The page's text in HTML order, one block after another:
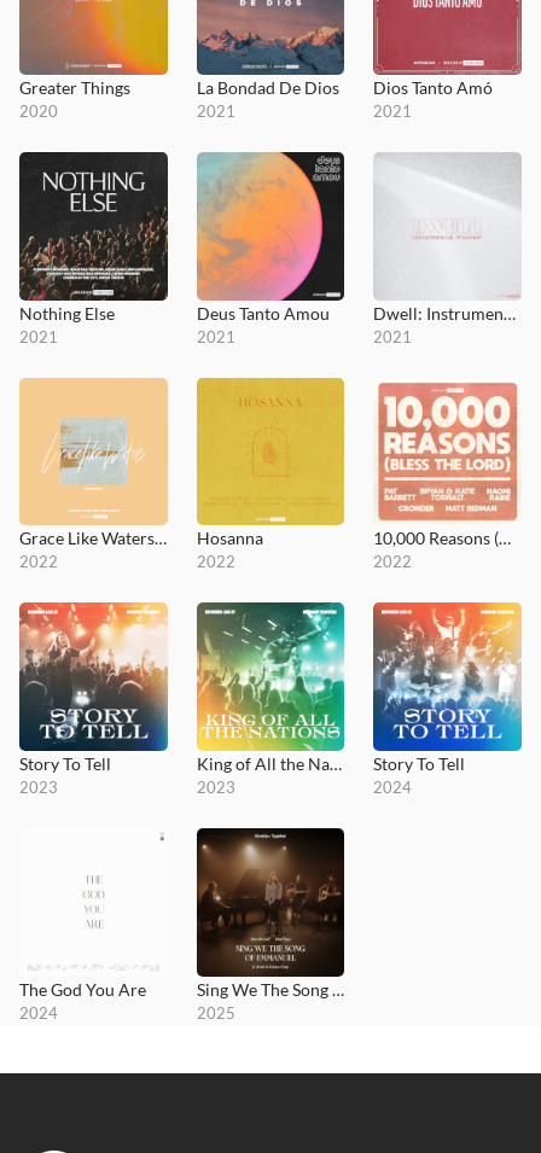
Greater Things
2020
La Bondad De Dios
2021
Dios Tanto Amó
2021
Nothing Else
2021
Deus Tanto Amou
2021
Dwell: Instrumental Worship
2021
Grace Like Waters (Cafe Session)
2022
Hosanna
2022
10,000 Reasons (Bless the Lord)
2022
Story To Tell
2023
King of All the Nations
2023
Story To Tell
2024
The God You Are
2024
Sing We The Song of Emmanuel
2025